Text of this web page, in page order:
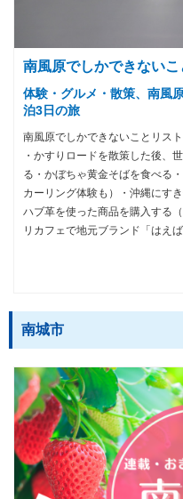
南風原でしかできない
体験・グルメ・散策、南風
泊3日の旅
南風原でしかできないことリスト
・かすりロードを散策した後、
る・かぼちゃ黄金そばを食べる
カーリング体験も）・沖縄にす
ハブ革を使った商品を購入する
リカフェで地元ブランド「はえ
南城市